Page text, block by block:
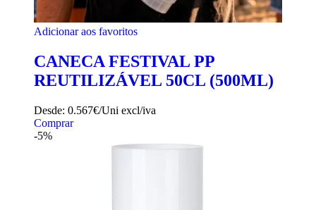
Adicionar aos favoritos
CANECA FESTIVAL PP
REUTILIZÁVEL 50CL (500ML)
Desde: 0.567€/Uni excl/iva
Comprar
-5%